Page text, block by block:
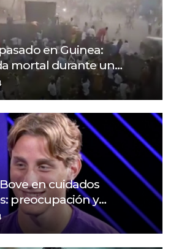
en Guinea:
mortal durante un
en cuidados
preocupación y
en el mundo del fútbol